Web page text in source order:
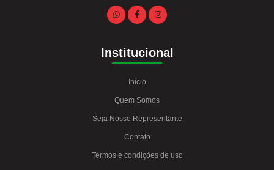
Institucional
Início
Quem Somos
Seja Nosso Representante
Contato
Termos e condições de uso